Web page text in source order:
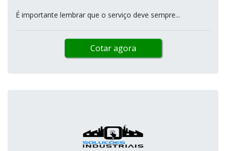
É importante lembrar que o serviço deve sempre...
Cotar agora